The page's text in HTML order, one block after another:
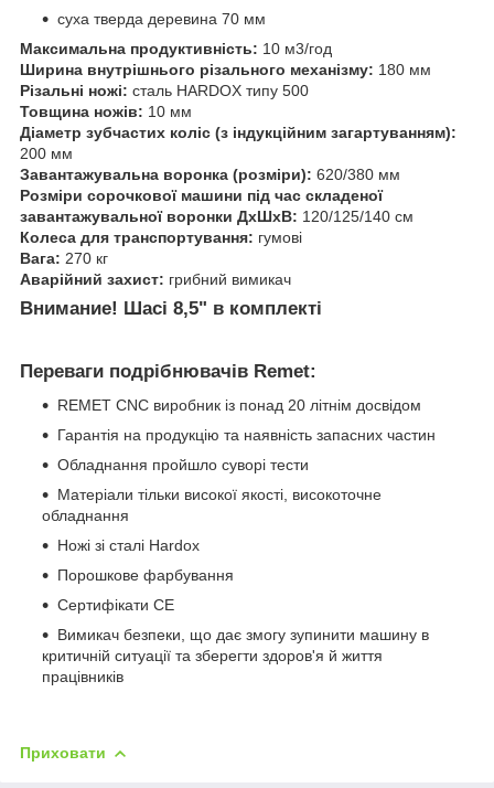
суха тверда деревина 70 мм
Максимальна продуктивність: 10 м3/год
Ширина внутрішнього різального механізму: 180 мм
Різальні ножі: сталь HARDOX типу 500
Товщина ножів: 10 мм
Діаметр зубчастих коліс (з індукційним загартуванням):
200 мм
Завантажувальна воронка (розміри): 620/380 мм
Розміри сорочкової машини під час складеної
завантажувальної воронки ДхШхВ: 120/125/140 см
Колеса для транспортування: гумові
Вага: 270 кг
Аварійний захист: грибний вимикач
Внимание! Шасі 8,5" в комплекті
Переваги подрібнювачів Remet:
REMET CNC виробник із понад 20 літнім досвідом
Гарантія на продукцію та наявність запасних частин
Обладнання пройшло суворі тести
Матеріали тільки високої якості, високоточне
обладнання
Ножі зі сталі Hardox
Порошкове фарбування
Сертифікати СЕ
Вимикач безпеки, що дає змогу зупинити машину в
критичній ситуації та зберегти здоров'я й життя
працівників
Приховати